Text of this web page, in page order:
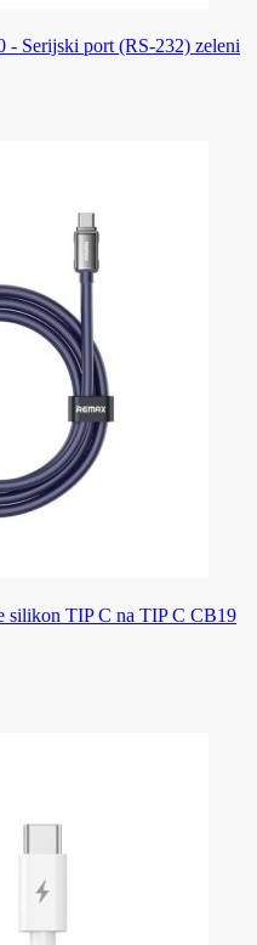
Serijski port (RS-232) zeleni
TIP C na TIP C CB19